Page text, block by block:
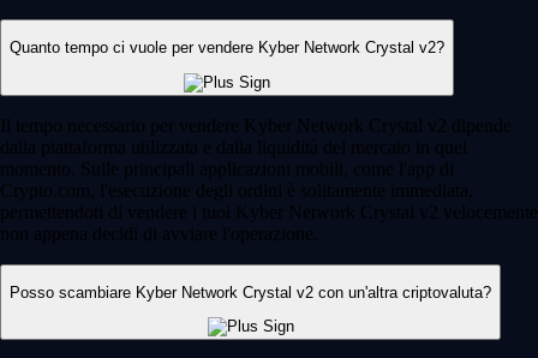
Quanto tempo ci vuole per vendere Kyber Network Crystal v2?
Il tempo necessario per vendere Kyber Network Crystal v2 dipende
dalla piattaforma utilizzata e dalla liquidità del mercato in quel
momento. Sulle principali applicazioni mobili, come l'app di
Crypto.com, l'esecuzione degli ordini è solitamente immediata,
permettendoti di vendere i tuoi Kyber Network Crystal v2 velocemente
non appena decidi di avviare l'operazione.
Posso scambiare Kyber Network Crystal v2 con un'altra criptovaluta?